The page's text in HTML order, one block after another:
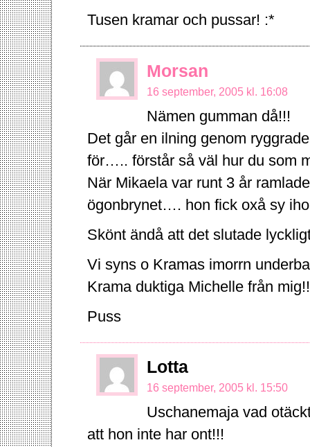
Tusen kramar och pussar! :*
Morsan
16 september, 2005 kl. 16:08
Nämen gumman då!!!
Det går en ilning genom
för….. förstår så väl hur du som
När Mikaela var runt 3 år
ögonbrynet…. hon fick oxå sy
Skönt ändå att det slutade
Vi syns o Kramas imorrn
Krama duktiga Michelle från
Puss
Lotta
16 september, 2005 kl. 15:50
Uschanemaja vad
att hon inte har ont!!!